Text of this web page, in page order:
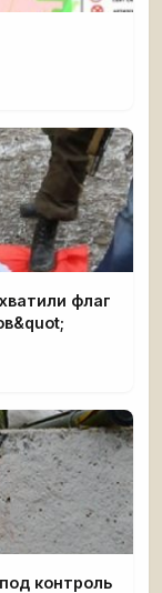
флаг
контроль